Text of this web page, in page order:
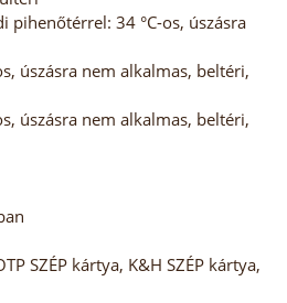
pihenőtérrel: 34 °C-os, úszásra
úszásra nem alkalmas, beltéri,
úszásra nem alkalmas, beltéri,
SZÉP kártya, K&H SZÉP kártya,